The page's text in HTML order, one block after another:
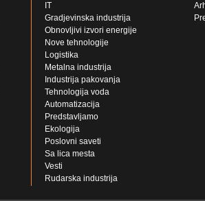
IT
Gradjevinska industrija
Obnovljivi izvori energije
Nove tehnologije
Logistika
Metalna industrija
Industrija pakovanja
Tehnologija voda
Automatizacija
Predstavljamo
Ekologija
Poslovni saveti
Sa lica mesta
Vesti
Rudarska industrija